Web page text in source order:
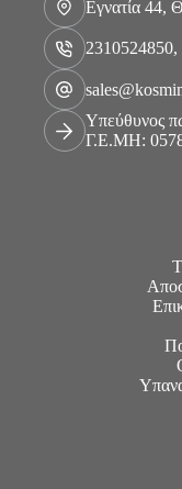
Εγνατία 44,
2310524850,
Υπεύθυνος
Γ.Ε.ΜΗ: